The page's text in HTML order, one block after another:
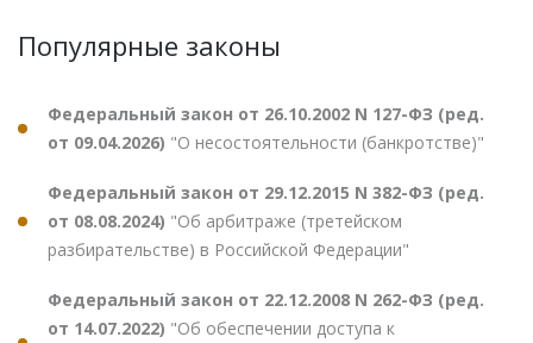
Популярные законы
Федеральный закон от 26.10.2002 N 127-ФЗ (ред.
от 09.04.2026) "О несостоятельности (банкротстве)"
Федеральный закон от 29.12.2015 N 382-ФЗ (ред.
от 08.08.2024) "Об арбитраже (третейском
разбирательстве) в Российской Федерации"
Федеральный закон от 22.12.2008 N 262-ФЗ (ред.
от 14.07.2022) "Об обеспечении доступа к